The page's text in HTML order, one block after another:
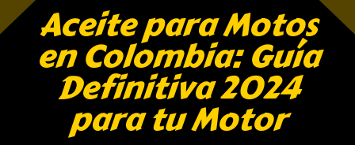
Aceite para Motos
en Colombia: Guía
Definitiva 2024
para tu Motor